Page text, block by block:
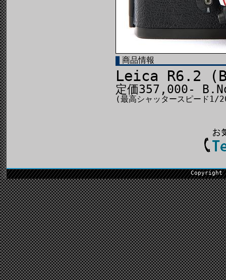
商品情報
Leica R6.2
定価357,000-
(最高シャッタースピード1/
Copyright